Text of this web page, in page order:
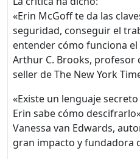
«Erin McGoff te da las
seguridad, conseguir el
entender cómo funciona
Arthur C. Brooks, profesor
seller de The New York
«Existe un lenguaje
Erin sabe cómo
Vanessa van Edwards,
gran impacto y fundadora